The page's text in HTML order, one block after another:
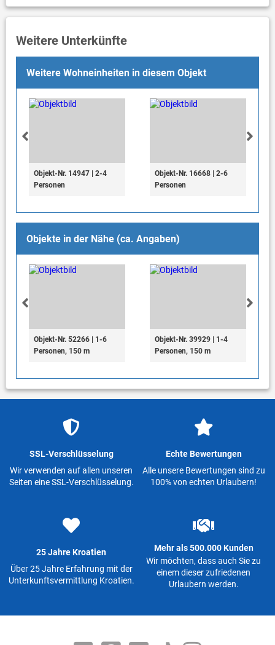
Weitere Unterkünfte
Weitere Wohneinheiten in diesem Objekt
Objekt-Nr. 14947 | 2-4
Personen
Objekt-Nr. 16668 | 2-6
Personen
Objekte in der Nähe (ca. Angaben)
Objekt-Nr. 52266 | 1-6
Personen, 150 m
Objekt-Nr. 39929 | 1-4
Personen, 150 m
SSL-Verschlüsselung
Wir verwenden auf allen unseren
Seiten eine SSL-Verschlüsselung.
Echte Bewertungen
Alle unsere Bewertungen sind zu
100% von echten Urlaubern!
25 Jahre Kroatien
Über 25 Jahre Erfahrung mit der
Unterkunftsvermittlung Kroatien.
Mehr als 500.000 Kunden
Wir möchten, dass auch Sie zu
einem dieser zufriedenen
Urlaubern werden.